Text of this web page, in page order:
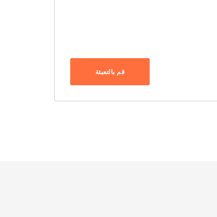
قم بالتعبئة